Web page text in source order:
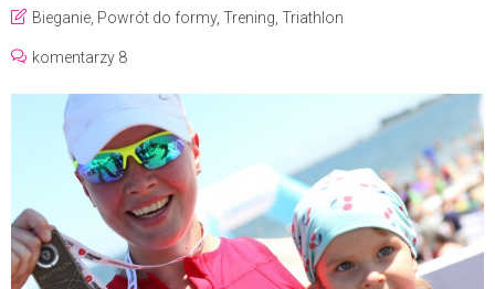
Bieganie Powrót do formy, Trening Triathlon
komentarzy 8